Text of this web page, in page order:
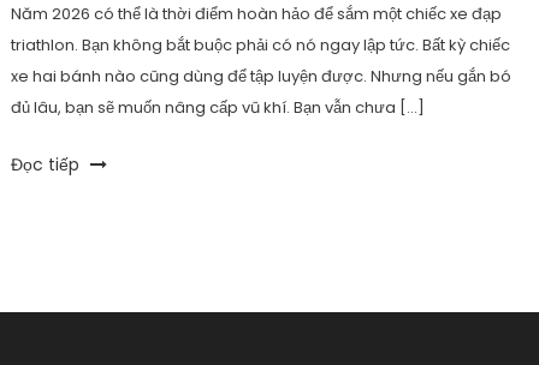
Năm 2026 có thể là thời điểm hoàn hảo để sắm một chiếc xe đạp
triathlon. Bạn không bắt buộc phải có nó ngay lập tức. Bất kỳ chiếc
xe hai bánh nào cũng dùng để tập luyện được. Nhưng nếu gắn bó
đủ lâu, bạn sẽ muốn nâng cấp vũ khí. Bạn vẫn chưa […]
Tagged
Đọc tiếp